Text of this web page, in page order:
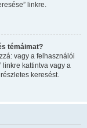
linkre.
témáimat?
vagy a felhasználói
linkre kattintva vagy a
keresést.